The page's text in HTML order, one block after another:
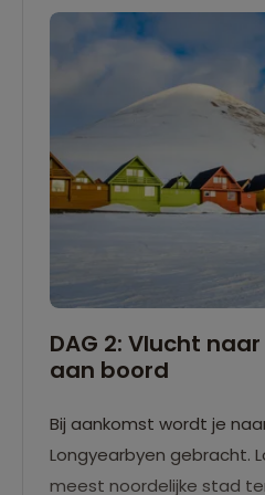
DAG 2: Vlucht
aan boord
Bij aankomst wordt je
Longyearbyen gebracht.
meest noordelijke stad